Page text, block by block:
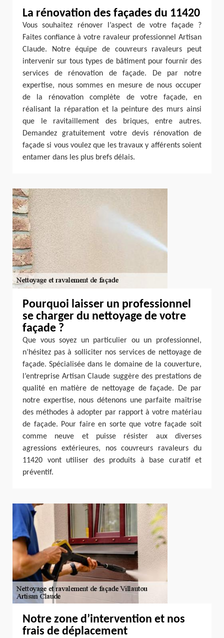
La rénovation des façades du 11420
Vous souhaitez rénover l’aspect de votre façade ?
Faites confiance à votre ravaleur professionnel Artisan
Claude. Notre équipe de couvreurs ravaleurs peut
intervenir sur tous types de bâtiment pour fournir des
services de rénovation de façade. De par notre
expertise, nous sommes en mesure de nous occuper
de la rénovation complète de votre façade, en
réalisant la réparation et la peinture des murs ainsi
que le ravitaillement des briques, entre autres.
Demandez gratuitement votre devis rénovation de
façade si vous voulez que les travaux y afférents soient
entamer dans les plus brefs délais.
Pourquoi laisser un professionnel
se charger du nettoyage de votre
façade ?
Que vous soyez un particulier ou un professionnel,
n’hésitez pas à solliciter nos services de nettoyage de
façade. Spécialisée dans le domaine de la couverture,
l’entreprise Artisan Claude suggère des prestations de
qualité en matière de nettoyage de façade. De par
notre expertise, nous détenons une parfaite maîtrise
des méthodes à adopter par rapport à votre matériau
de façade. Pour faire en sorte que votre façade soit
comme neuve et puisse résister aux diverses
agressions extérieures, nos couvreurs ravaleurs du
11420 vont utiliser des produits à base curatif et
préventif.
Notre zone d’intervention et nos
frais de déplacement